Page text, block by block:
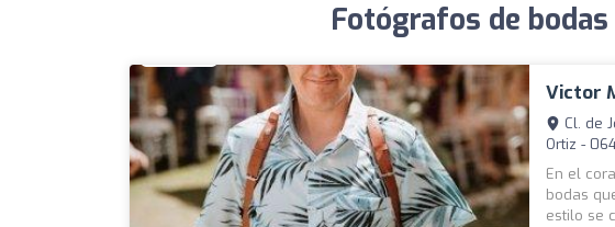
Fotógrafos de
Victor
Cl. de
Ortiz -
En el
bodas
estilo se